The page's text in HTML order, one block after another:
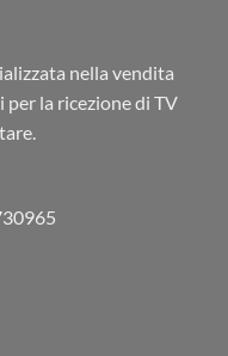
nella vendita
la ricezione di TV